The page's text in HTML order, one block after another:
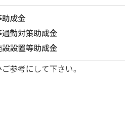
成金
勤対策助成金
設置等助成金
参考にして下さい。